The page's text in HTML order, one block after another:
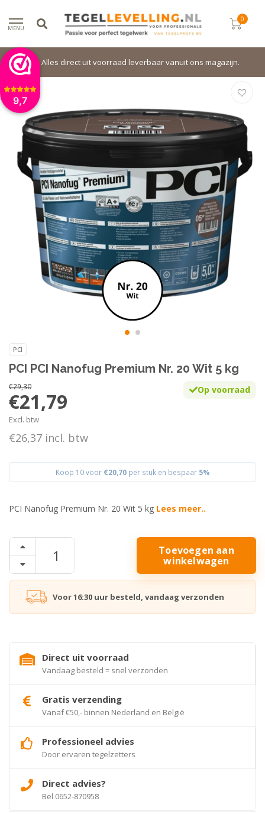
9,7
MENU
0
Alles direct uit voorraad leverbaar vanuit ons magazijn.
PCI
PCI PCI Nanofug Premium Nr. 20 Wit 5 kg
€29,30
€21,79
Excl. btw
€26,37 incl. btw
Op voorraad
Koop 10 voor €20,70per stuk en bespaar 5%
PCI Nanofug Premium Nr. 20 Wit 5 kg Lees meer..
Toevoegen aan
winkelwagen
Voor 16:30 uur besteld, vandaag verzonden
Direct uit voorraad
Vandaag besteld = snel verzonden
Gratis verzending
Vanaf €50,- binnen Nederland en België
Professioneel advies
Door ervaren tegelzetters
Direct advies?
Bel 0652-870958